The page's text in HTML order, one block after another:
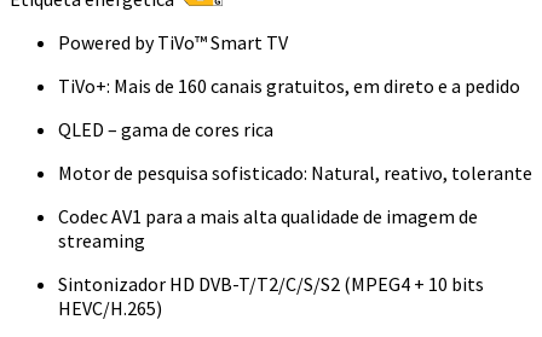
Powered by TiVo™ Smart TV
TiVo+: Mais de 160 canais gratuitos, em direto e a pedido
QLED – gama de cores rica
Motor de pesquisa sofisticado: Natural, reativo, tolerante
Codec AV1 para a mais alta qualidade de imagem de
streaming
Sintonizador HD DVB-T/T2/C/S/S2 (MPEG4 + 10 bits
HEVC/H.265)